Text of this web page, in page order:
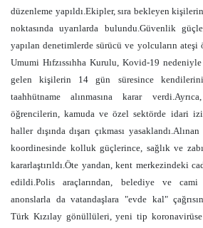
düzenleme yapıldı.Ekipler, sıra bekleyen
noktasında uyarılarda bulundu.Güvenlik
yapılan denetimlerde sürücü ve yolcuların ateşi
Umumi Hıfzıssıhha Kurulu, Kovid-19
gelen kişilerin 14 gün süresince
taahhütname alınmasına karar
öğrencilerin, kamuda ve özel sektörde idari
haller dışında dışarı çıkması
koordinesinde kolluk güçlerince, sağlık ve
kararlaştırıldı.Öte yandan, kent merkezindeki
edildi.Polis araçlarından, belediye ve cami
anonslarla da vatandaşlara "evde kal"
Türk Kızılay gönüllüleri, yeni tip koronavirüse